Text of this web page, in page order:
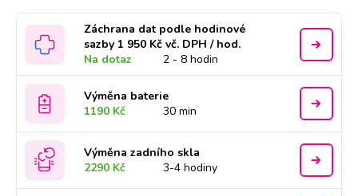
Záchrana dat podle hodinové
sazby 1 950 Kč vč. DPH / hod.
Na dotaz
2 - 8 hodin
Výměna baterie
1190 Kč
30 min
Výměna zadního skla
2290 Kč
3-4 hodiny